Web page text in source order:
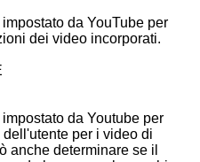
da YouTube per
dei video incorporati.
da Youtube per
per i video di
anche determinare se il